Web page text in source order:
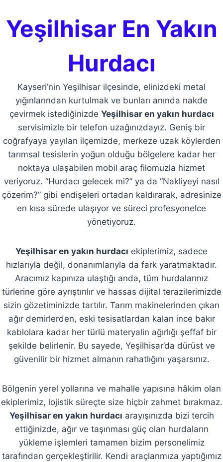
Yeşilhisar En Yakın
Hurdacı
Kayseri’nin Yeşilhisar ilçesinde, elinizdeki metal
yığınlarından kurtulmak ve bunları anında nakde
çevirmek istediğinizde Yeşilhisar en yakın hurdacı
servisimizle bir telefon uzağınızdayız. Geniş bir
coğrafyaya yayılan ilçemizde, merkeze uzak köylerden
tarımsal tesislerin yoğun olduğu bölgelere kadar her
noktaya ulaşabilen mobil araç filomuzla hizmet
veriyoruz. “Hurdacı gelecek mi?” ya da “Nakliyeyi nasıl
çözerim?” gibi endişeleri ortadan kaldırarak, adresinize
en kısa sürede ulaşıyor ve süreci profesyonelce
yönetiyoruz.
Yeşilhisar en yakın hurdacı ekiplerimiz, sadece
hızlarıyla değil, donanımlarıyla da fark yaratmaktadır.
Aracımız kapınıza ulaştığı anda, tüm hurdalarınız
türlerine göre ayrıştırılır ve hassas dijital terazilerimizde
sizin gözetiminizde tartılır. Tarım makinelerinden çıkan
ağır demirlerden, eski tesisatlardan kalan ince bakır
kablolara kadar her türlü materyalin ağırlığı şeffaf bir
şekilde belirlenir. Bu sayede, Yeşilhisar’da dürüst ve
güvenilir bir hizmet almanın rahatlığını yaşarsınız.
Bölgenin yerel yollarına ve mahalle yapısına hâkim olan
ekiplerimiz, lojistik süreçte size hiçbir zahmet bırakmaz.
Yeşilhisar en yakın hurdacı arayışınızda bizi tercih
ettiğinizde, ağır ve taşınması güç olan hurdaların
yükleme işlemleri tamamen bizim personelimiz
tarafından gerçekleştirilir. Kendi araçlarımıza yaptığımız